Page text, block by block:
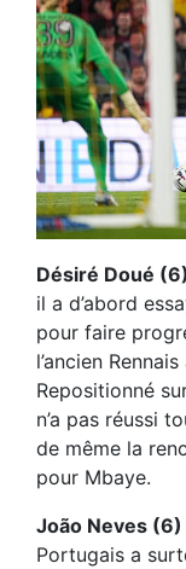
Désiré Doué
il a d’abord
pour faire
l’ancien
Repositionné
n’a pas réussi
de même la
pour Mbaye.
João Neves (6)
Portugais a